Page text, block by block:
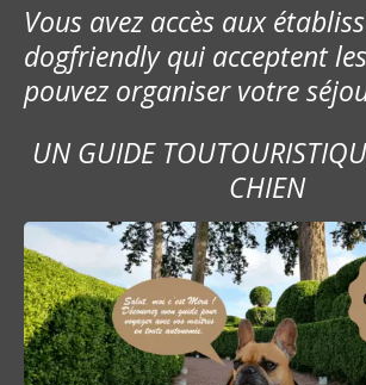
Vous avez accès aux
dogfriendly qui acceptent
pouvez organiser votre
UN GUIDE
CHIEN